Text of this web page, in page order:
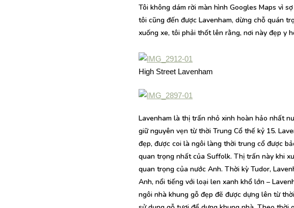
Tôi không dám rời màn hình Googles Maps vì
tôi cũng đến được Lavenham, dừng chỗ quán
xuống xe, tôi phải thốt lên rằng, nơi này đẹp y
High Street Lavenham
Lavenham là thị trấn nhỏ xinh hoàn hảo nhất
giữ nguyên vẹn từ thời Trung Cổ thế kỷ 15.
đẹp, được coi là ngôi làng thời trung cổ được
quan trọng nhất của Suffolk. Thị trấn này khi
quan trọng của nước Anh. Thời kỳ Tudor,
Anh, nổi tiếng với loại len xanh khổ lớn –
ngôi nhà khung gỗ đẹp đẽ được dựng lên từ